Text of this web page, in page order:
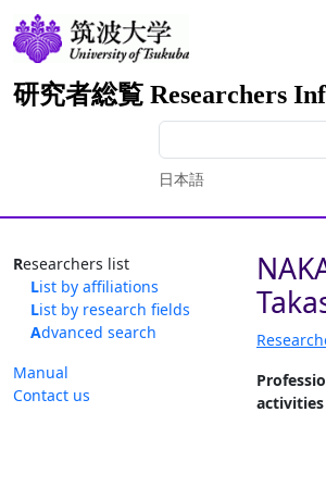
研究者総覧 Researchers
日本語
Researchers list
List by affiliations
List by research fields
Advanced search
Manual
Contact us
activities